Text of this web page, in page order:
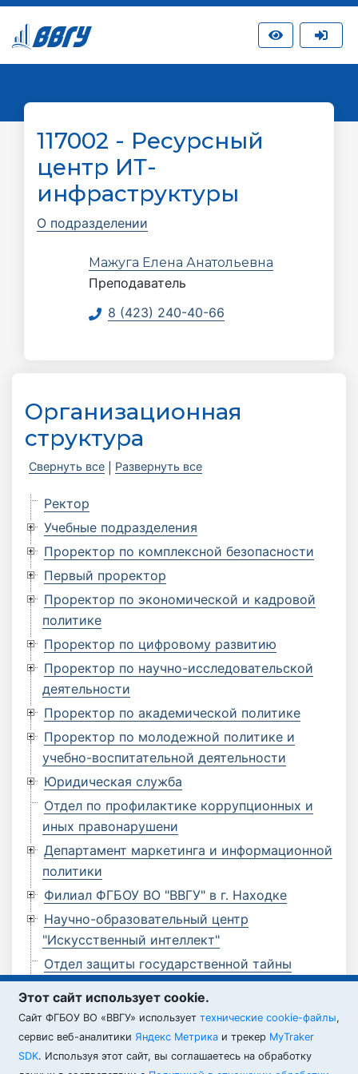
117002 - Ресурсный
центр ИТ-
инфраструктуры
О подразделении
Мажуга Елена Анатольевна
Преподаватель
8 (423) 240-40-66
Организационная
структура
Свернуть все Развернуть все
Ректор
Учебные подразделения
Проректор по комплексной безопасности
Первый проректор
Проректор по экономической и кадровой
политике
Проректор по цифровому развитию
Проректор по научно-исследовательской
деятельности
Проректор по академической политике
Проректор по молодежной политике и
учебно-воспитательной деятельности
Юридическая служба
Отдел по профилактике коррупционных и
иных правонарушени
Департамент маркетинга и информационной
политики
Филиал ФГБОУ ВО "ВВГУ" в г. Находке
Научно-образовательный центр
"Искусственный интеллект"
Отдел защиты государственной тайны
Отдел по мобилизационной работе
Филиал ФГБОУ ВО "ВВГУ" в г. Артеме
Филиал ФГБОУ ВО "ВВГУ" в г. Уссурийске
Этот сайт использует cookie.
Cайт ФГБОУ ВО «ВВГУ» использует технические cookie-файлы,
сервис веб-аналитики Яндекс Метрика и трекер MyTraker
SDK. Используя этот сайт, вы соглашаетесь на обработку